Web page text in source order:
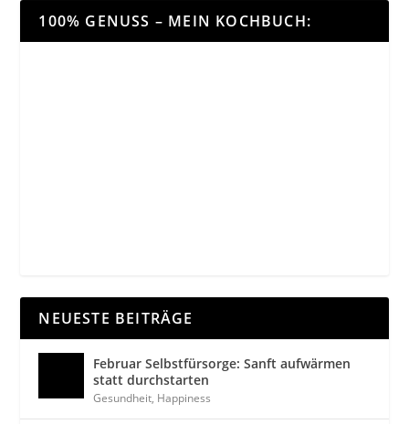
100% GENUSS – MEIN KOCHBUCH:
NEUESTE BEITRÄGE
Februar Selbstfürsorge: Sanft aufwärmen
statt durchstarten
Gesundheit, Happiness